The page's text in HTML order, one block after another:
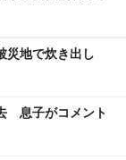
災地で炊き出し
息子がコメント